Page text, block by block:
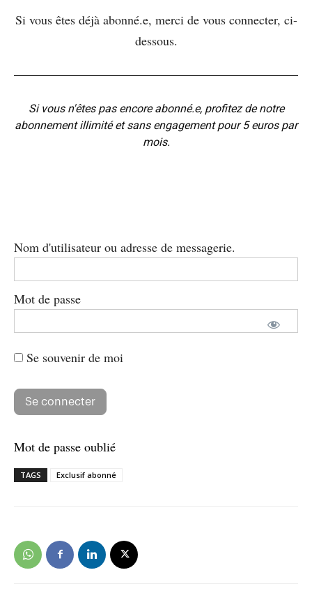
Si vous êtes déjà abonné.e, merci de vous connecter, ci-
dessous.
Si vous n'êtes pas encore abonné.e, profitez de notre
abonnement illimité et sans engagement pour 5 euros par
mois.
Nom d'utilisateur ou adresse de messagerie.
Mot de passe
Se souvenir de moi
Mot de passe oublié
TAGS Exclusif abonné